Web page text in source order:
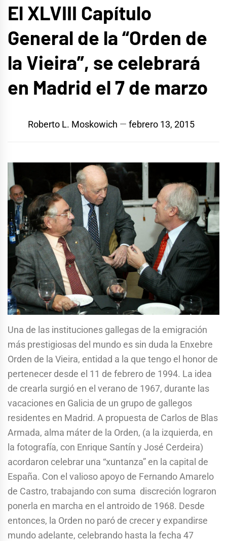
El XLVIII Capítulo
General de la “Orden de
la Vieira”, se celebrará
en Madrid el 7 de marzo
Roberto L. Moskowich febrero 13, 2015
Una de las instituciones gallegas de la emigración
más prestigiosas del mundo es sin duda la Enxebre
Orden de la Vieira, entidad a la que tengo el honor de
pertenecer desde el 11 de febrero de 1994. La idea
de crearla surgió en el verano de 1967, durante las
vacaciones en Galicia de un grupo de gallegos
residentes en Madrid. A propuesta de Carlos de Blas
Armada, alma máter de la Orden, (a la izquierda, en
la fotografía, con Enrique Santín y José Cerdeira)
acordaron celebrar una “xuntanza” en la capital de
España. Con el valioso apoyo de Fernando Amarelo
de Castro, trabajando con suma discreción lograron
ponerla en marcha en el antroido de 1968. Desde
entonces, la Orden no paró de crecer y expandirse
mundo adelante, celebrando hasta la fecha 47